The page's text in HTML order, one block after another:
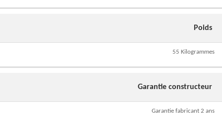
Poids
55 Kilogrammes
Garantie constructeur
Garantie fabricant 2 ans